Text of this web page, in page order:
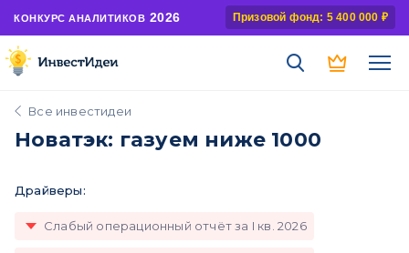
КОНКУРС АНАЛИТИКОВ 2026 Призовой фонд: 5 400 000 ₽
Все инвестидеи
Новатэк: газуем ниже 1000
Драйверы:
Слабый операционный отчёт за I кв. 2026